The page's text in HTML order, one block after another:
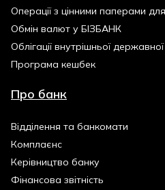
Операції з цінними паперами
Обмін валют у БІЗБАНК
Облігації внутрішньої
Програма кешбек
Про банк
Відділення та банкомати
Комплаєнс
Керівництво банку
Фінансова звітність